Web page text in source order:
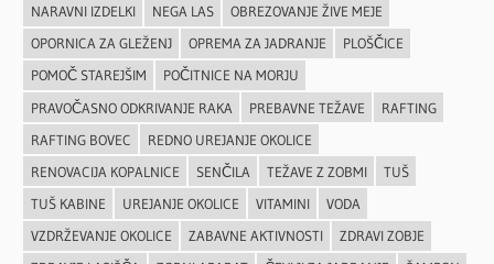
NARAVNI IZDELKI
NEGA LAS
OBREZOVANJE ŽIVE MEJE
OPORNICA ZA GLEŽENJ
OPREMA ZA JADRANJE
PLOŠČICE
POMOČ STAREJŠIM
POČITNICE NA MORJU
PRAVOČASNO ODKRIVANJE RAKA
PREBAVNE TEŽAVE
RAFTING
RAFTING BOVEC
REDNO UREJANJE OKOLICE
RENOVACIJA KOPALNICE
SENČILA TEŽAVE Z ZOBMI
TUŠ
TUŠ KABINE
UREJANJE OKOLICE VITAMINI
VODA
VZDRŽEVANJE OKOLICE
ZABAVNE AKTIVNOSTI
ZDRAVI ZOBJE